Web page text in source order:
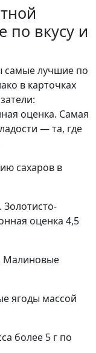
вкусу и
самые лучшие по
в карточках
оценка. Самая
— та, где
сахаров в
Золотисто-
оценка 4,5
Малиновые
ягоды массой
более 5 г по